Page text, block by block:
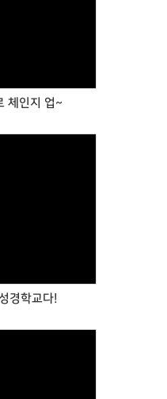
체인지 업~
경학교다!